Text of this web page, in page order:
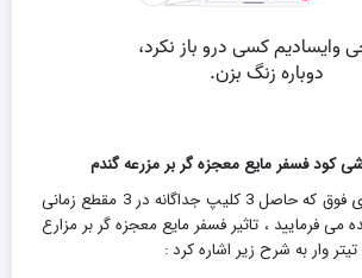
کود فسفر مایع معجزه گر بر مزرعه گندم
همانطور که در ویدئوی فوق که حاصل 3 کلیپ جداگانه در 3 مقطع زمانی
فرمایید ، تاثیر فسفر مایع معجزه گر بر مزارع
وار به شرح زیر اشاره کرد :